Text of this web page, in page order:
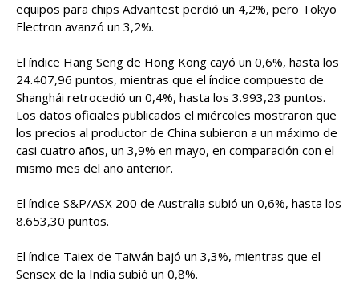
equipos para chips Advantest perdió un 4,2%, pero Tokyo
Electron avanzó un 3,2%.
El índice Hang Seng de Hong Kong cayó un 0,6%, hasta los
24.407,96 puntos, mientras que el índice compuesto de
Shanghái retrocedió un 0,4%, hasta los 3.993,23 puntos.
Los datos oficiales publicados el miércoles mostraron que
los precios al productor de China subieron a un máximo de
casi cuatro años, un 3,9% en mayo, en comparación con el
mismo mes del año anterior.
El índice S&P/ASX 200 de Australia subió un 0,6%, hasta los
8.653,30 puntos.
El índice Taiex de Taiwán bajó un 3,3%, mientras que el
Sensex de la India subió un 0,8%.